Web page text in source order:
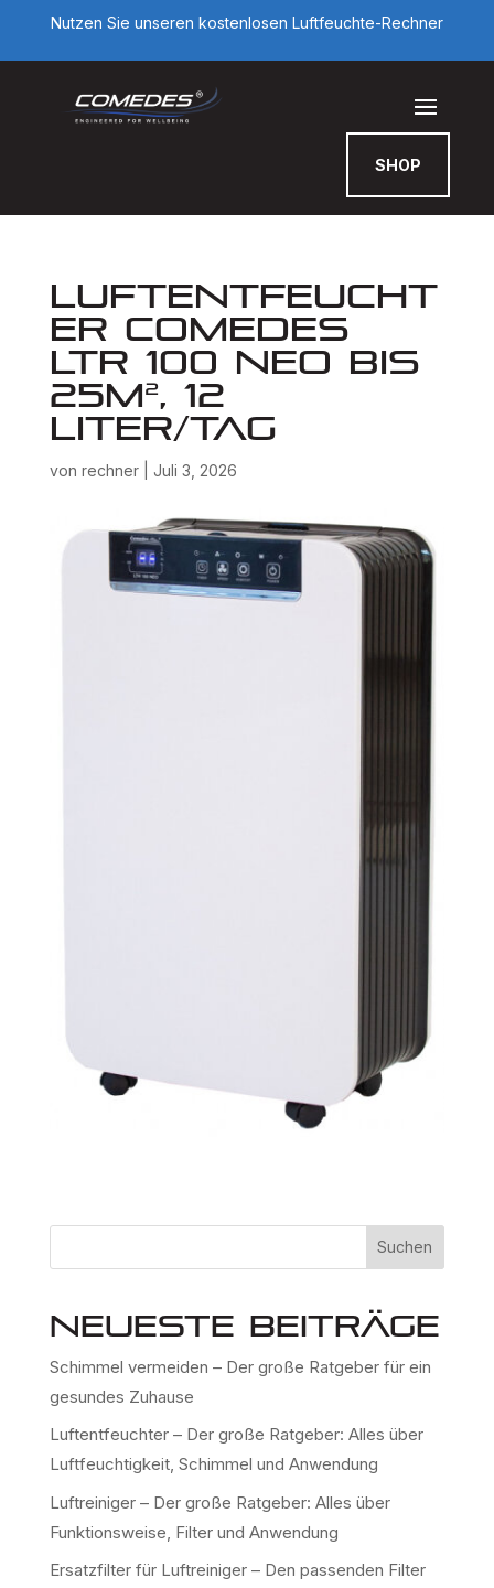
Nutzen Sie unseren kostenlosen Luftfeuchte-Rechner
SHOP
Luftentfeucht
er Comedes
LTR 100 NEO bis
25m², 12
Liter/Tag
von rechner| Juli 3, 2026
Suchen
Neueste Beiträge
Schimmel vermeiden – Der große Ratgeber für ein
gesundes Zuhause
Luftentfeuchter – Der große Ratgeber: Alles über
Luftfeuchtigkeit, Schimmel und Anwendung
Luftreiniger – Der große Ratgeber: Alles über
Funktionsweise, Filter und Anwendung
Ersatzfilter für Luftreiniger – Den passenden Filter